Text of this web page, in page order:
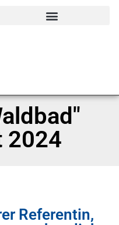
2024
Referentin,